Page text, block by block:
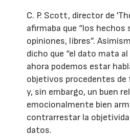
C. P. Scott, director de
afirmaba que “los hechos
opiniones, libres”.
dicho que “el dato mata al
ahora podemos estar
objetivos procedentes
y, sin embargo, un buen
emocionalmente bien
contrarrestar la
datos.